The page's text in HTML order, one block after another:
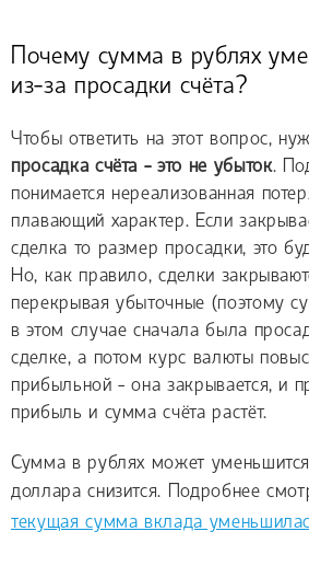
Почему сумма в рублях
из-за просадки счёта?
Чтобы ответить на этот вопрос,
просадка счёта - это не убыток.
понимается нереализованная
плавающий характер. Если
сделка то размер просадки, это
Но, как правило, сделки
перекрывая убыточные (поэтому
в этом случае сначала была
сделке, а потом курс валюты
прибыльной - она закрывается, и
прибыль и сумма счёта растёт.
Сумма в рублях может
доллара снизится. Подробнее
текущая сумма вклада